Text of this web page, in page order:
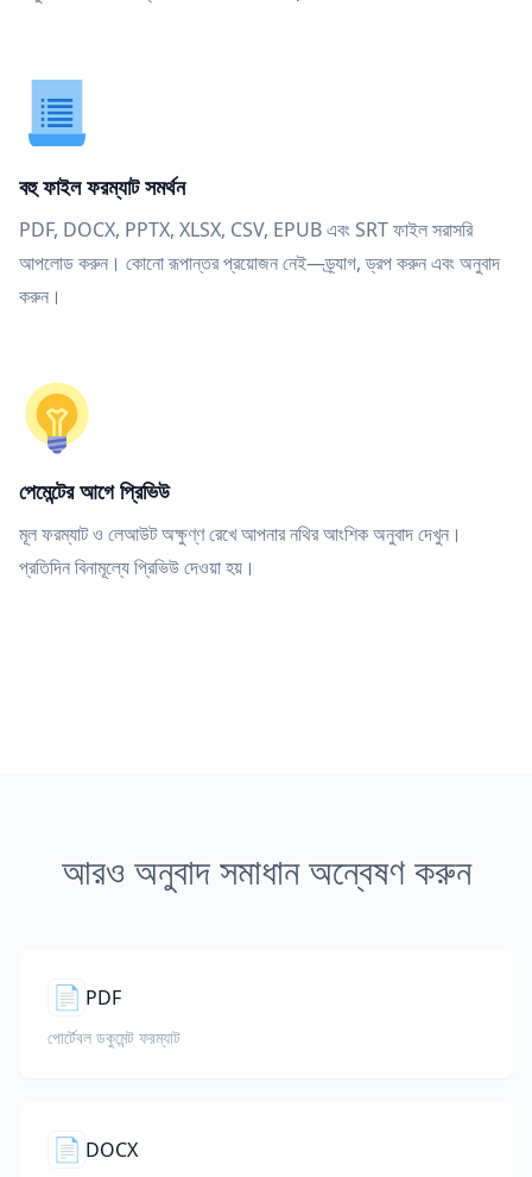
বহু ফাইল ফরম্যাট সমর্থন
PDF, DOCX, PPTX, XLSX, CSV, EPUB এবং SRT ফাইল সরাসরি
আপলোড করুন। কোনো রূপান্তর প্রয়োজন নেই—ড্র্যাগ, ড্রপ করুন এবং অনুবাদ
করুন।
পেমেন্টের আগে প্রিভিউ
মূল ফরম্যাট ও লেআউট অক্ষুণ্ণ রেখে আপনার নথির আংশিক অনুবাদ দেখুন।
প্রতিদিন বিনামূল্যে প্রিভিউ দেওয়া হয়।
আরও অনুবাদ সমাধান অন্বেষণ করুন
📄 PDF
পোর্টেবল ডকুমেন্ট ফরম্যাট
📄 DOCX